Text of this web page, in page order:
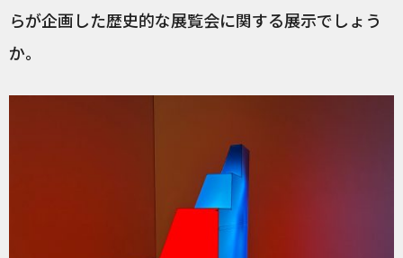
らが企画した歴史的な展覧会に関する展示でしょう
か。